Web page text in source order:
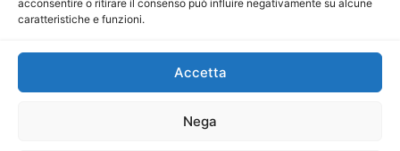
acconsentire o ritirare il consenso può influire negativamente su alcune
caratteristiche e funzioni.
Accetta
Nega
Direttore Responsabile: Maria Calabrese
P.IVA: 06334930820
Mercurio Comunicazione Società Cooperativa a r.l. è
iscritta al Registro degli Operatori di Comunicazione al